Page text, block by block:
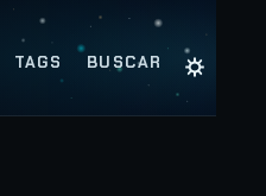
TAGS BUSCAR ☼